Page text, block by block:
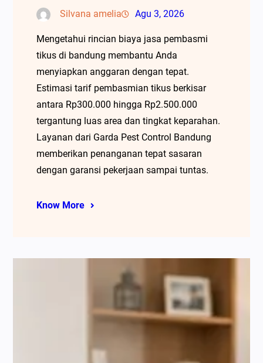
Silvana amelia Agu 3, 2026
Mengetahui rincian biaya jasa pembasmi
tikus di bandung membantu Anda
menyiapkan anggaran dengan tepat.
Estimasi tarif pembasmian tikus berkisar
antara Rp300.000 hingga Rp2.500.000
tergantung luas area dan tingkat keparahan.
Layanan dari Garda Pest Control Bandung
memberikan penanganan tepat sasaran
dengan garansi pekerjaan sampai tuntas.
Know More